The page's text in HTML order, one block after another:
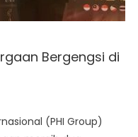
Bergengsi di
(PHI Group)